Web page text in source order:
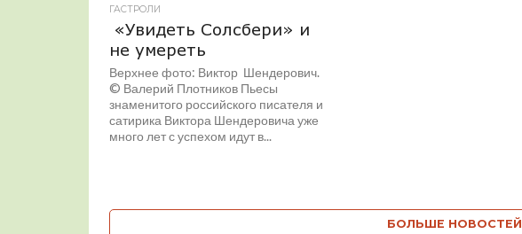
ГАСТРОЛИ
«Увидеть Солсбери» и
не умереть
Верхнее фото: Виктор Шендерович.
© Валерий Плотников Пьесы
знаменитого российского писателя и
сатирика Виктора Шендеровича уже
много лет с успехом идут в...
БОЛЬШЕ НОВОСТЕЙ